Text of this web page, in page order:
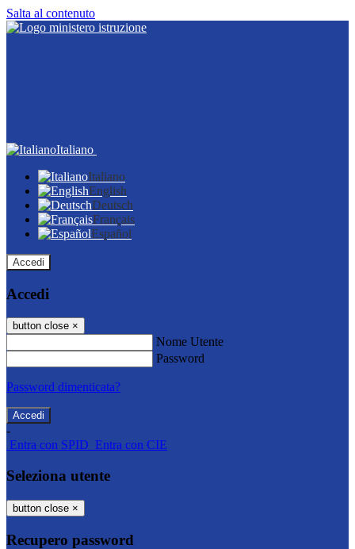
Salta al contenuto
Italiano
Italiano
English
Deutsch
Français
Español
Accedi
Accedi
button close ×
Nome Utente
Password
Password dimenticata?
-
Entra con SPID Entra con CIE
Seleziona utente
button close ×
Recupero password